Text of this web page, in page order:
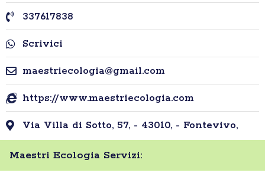
337617838
Scrivici
maestriecologia@gmail.com
https://www.maestriecologia.com
Via Villa di Sotto, 57, - 43010, - Fontevivo,
Maestri Ecologia Servizi: